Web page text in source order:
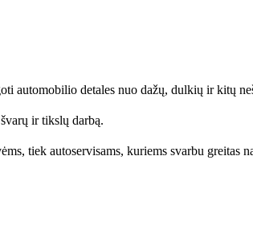
automobilio detales nuo dažų, dulkių ir kitų
ir tikslų darbą.
tiek autoservisams, kuriems svarbu greitas